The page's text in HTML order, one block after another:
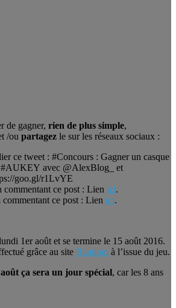
de gagner, rien de plus simple,
/ou partagez le sur les réseaux sociaux :
ce tweet : #Concours : Gagner un casque
#AUKEY avec @AlexBlog_ et
goo.gl/r1LvYE
commentant ce post : Lien ici.
ce post : Lien ici.
1er août et se termine le 15 août 2016.
grâce au site Random à l’issue du jeu.
ça sera un jour spécial, car les 8 ans